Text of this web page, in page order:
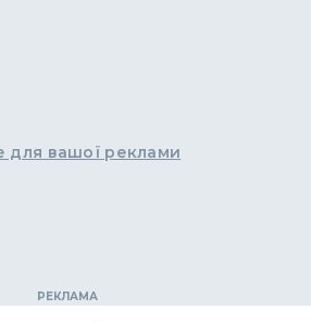
для вашої реклами